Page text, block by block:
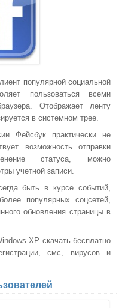
популярной социальной
пользоваться всеми
Отображает ленту
в системном трее.
Фейсбук практически не
возможность отправки
статуса, можно
учетной записи.
быть в курсе событий,
популярных соцсетей,
обновления страницы в
XP скачать бесплатно
смс, вирусов и